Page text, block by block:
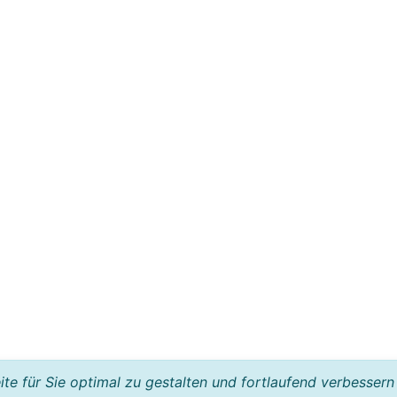
für Sie optimal zu gestalten und fortlaufend